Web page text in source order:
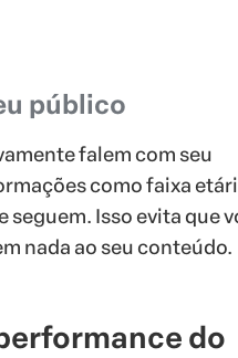
público
falem com seu
como faixa
seguem. Isso evita que
nada ao seu conteúdo.
do